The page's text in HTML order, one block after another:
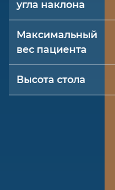
угла наклона
Максимальный
вес пациента
Высота стола